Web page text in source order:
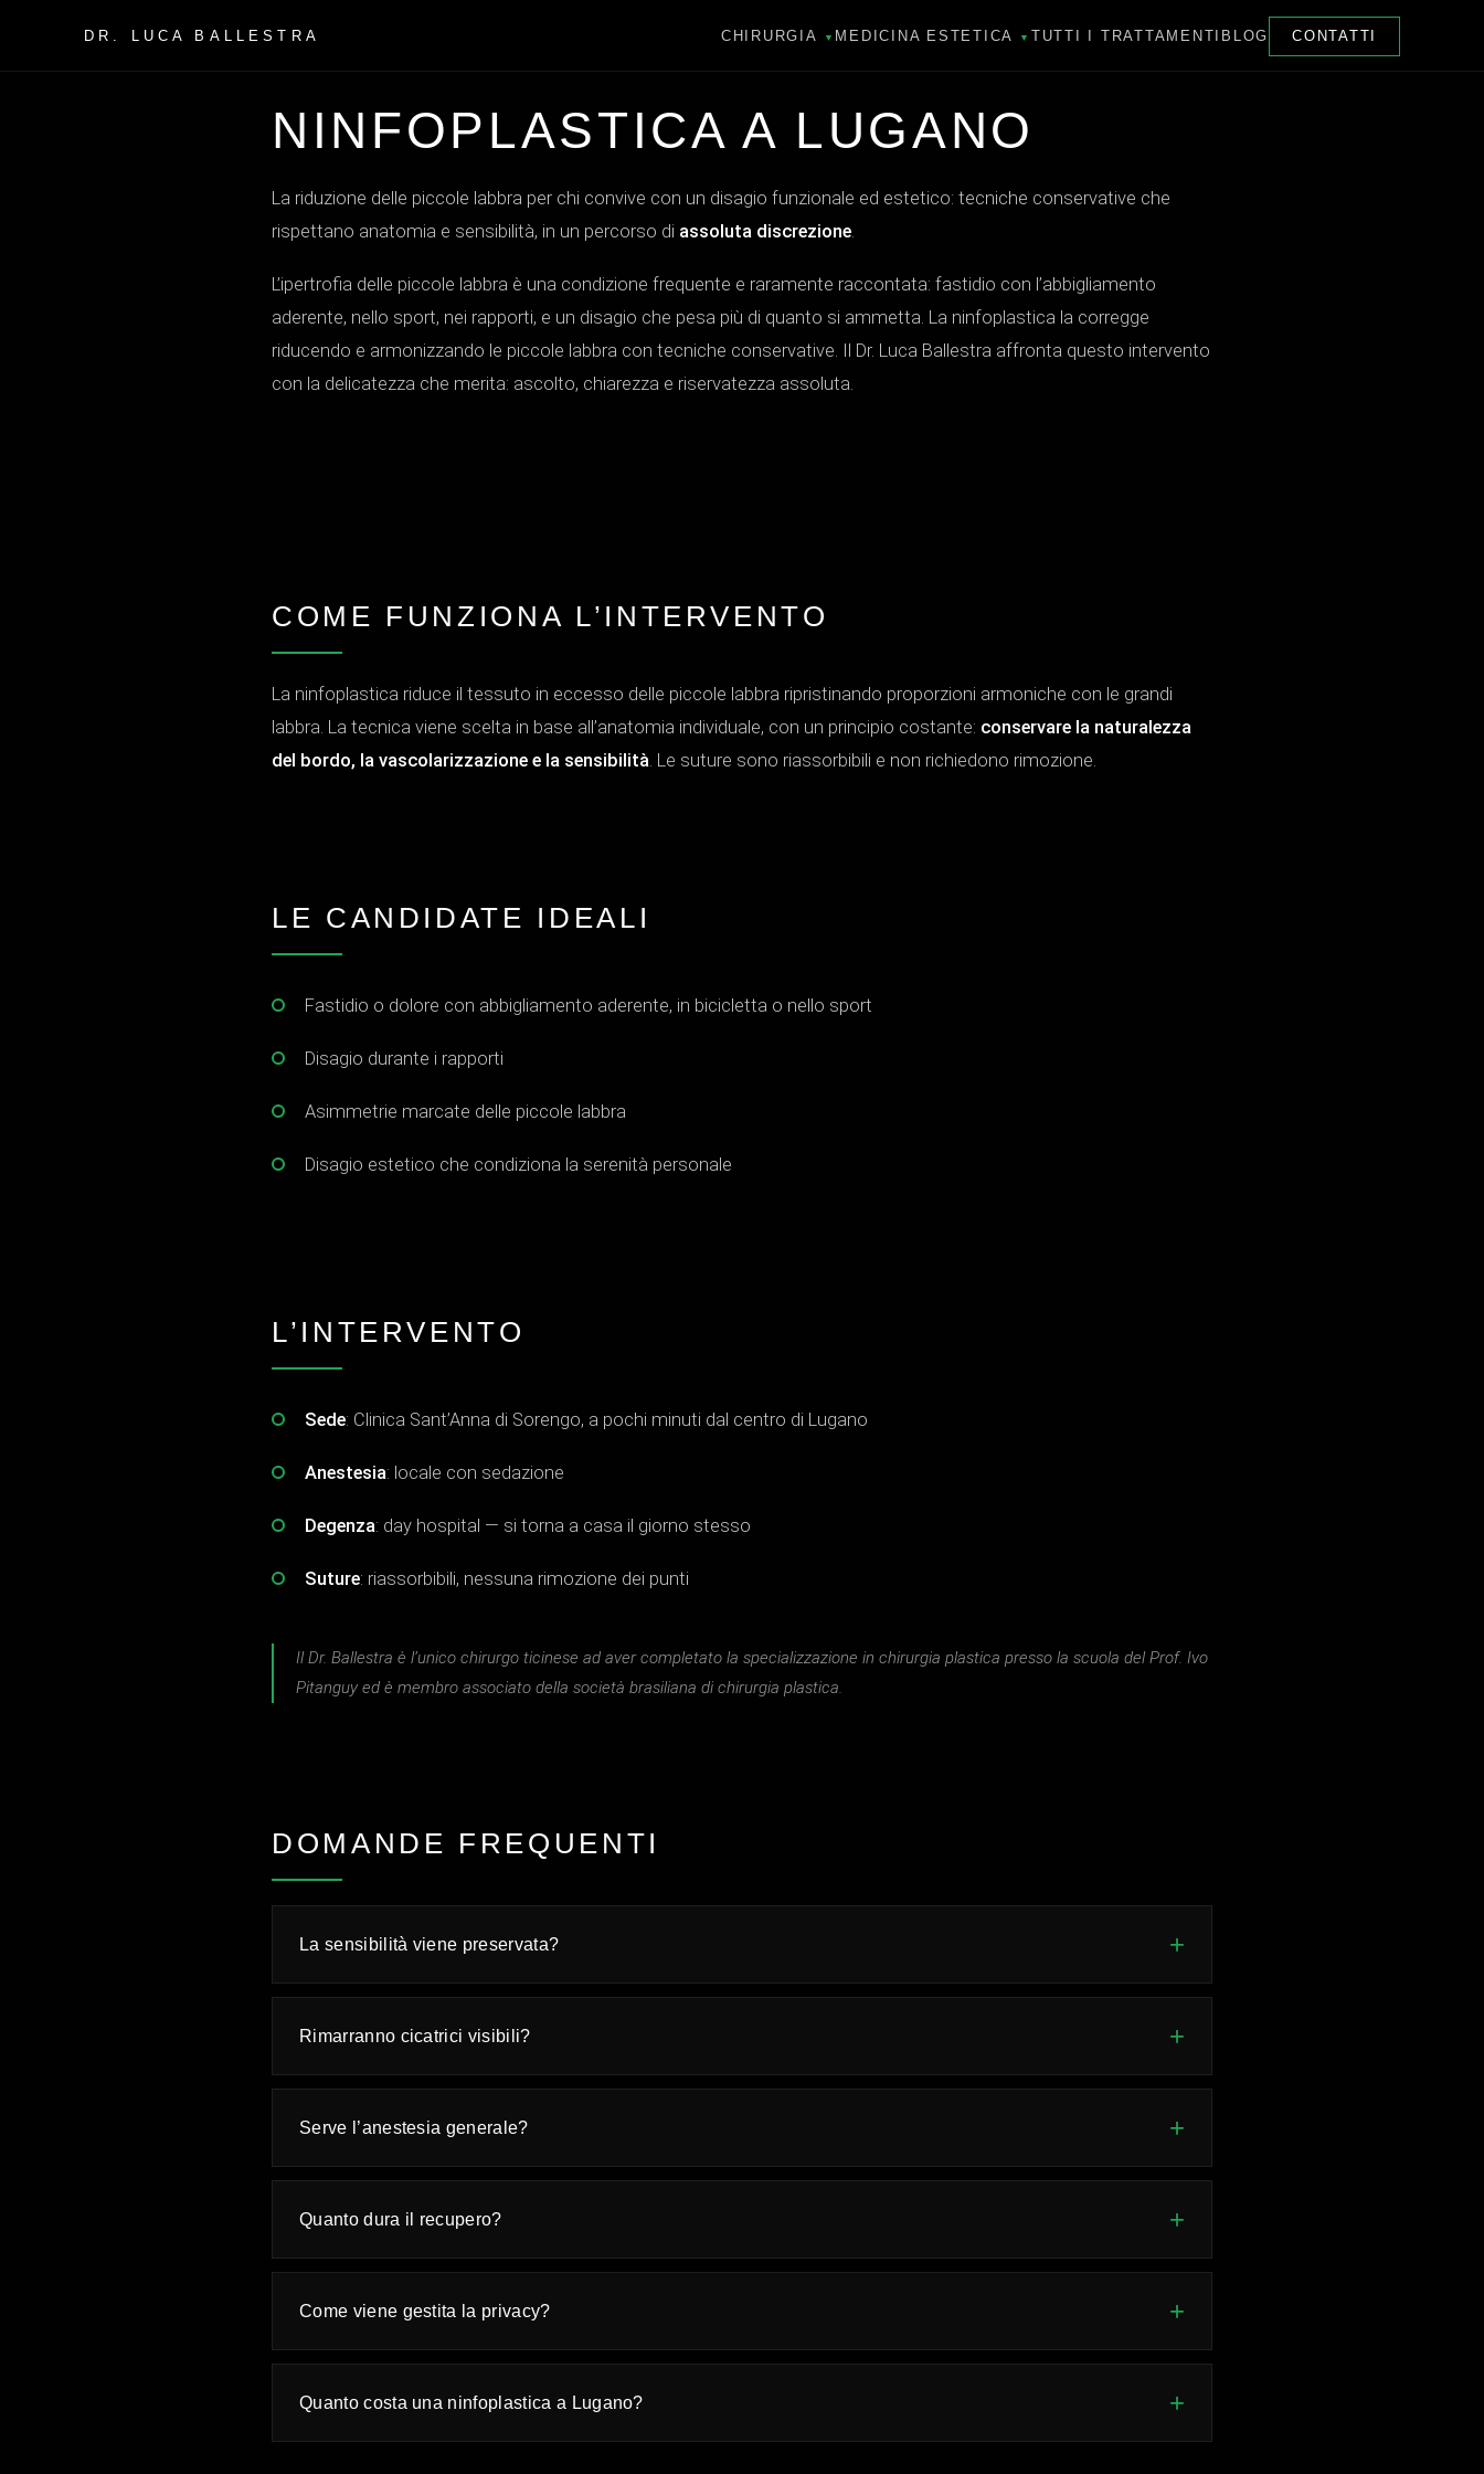
DR. LUCA BALLESTRA CHIRURGIA ▼ MEDICINA ESTETICA ▼ TUTTI I TRATTAMENTI BLOG CONTATTI
NINFOPLASTICA A LUGANO
La riduzione delle piccole labbra per chi convive con un disagio funzionale ed estetico: tecniche conservative che
rispettano anatomia e sensibilità, in un percorso di assoluta discrezione.
L’ipertrofia delle piccole labbra è una condizione frequente e raramente raccontata: fastidio con l’abbigliamento
aderente, nello sport, nei rapporti, e un disagio che pesa più di quanto si ammetta. La ninfoplastica la corregge
riducendo e armonizzando le piccole labbra con tecniche conservative. Il Dr. Luca Ballestra affronta questo intervento
con la delicatezza che merita: ascolto, chiarezza e riservatezza assoluta.
COME FUNZIONA L’INTERVENTO
La ninfoplastica riduce il tessuto in eccesso delle piccole labbra ripristinando proporzioni armoniche con le grandi
labbra. La tecnica viene scelta in base all’anatomia individuale, con un principio costante: conservare la naturalezza
del bordo, la vascolarizzazione e la sensibilità. Le suture sono riassorbibili e non richiedono rimozione.
LE CANDIDATE IDEALI
Fastidio o dolore con abbigliamento aderente, in bicicletta o nello sport
Disagio durante i rapporti
Asimmetrie marcate delle piccole labbra
Disagio estetico che condiziona la serenità personale
L’INTERVENTO
Sede: Clinica Sant’Anna di Sorengo, a pochi minuti dal centro di Lugano
Anestesia: locale con sedazione
Degenza: day hospital — si torna a casa il giorno stesso
Suture: riassorbibili, nessuna rimozione dei punti
Il Dr. Ballestra è l’unico chirurgo ticinese ad aver completato la specializzazione in chirurgia plastica presso la scuola del Prof. Ivo
Pitanguy ed è membro associato della società brasiliana di chirurgia plastica.
DOMANDE FREQUENTI
La sensibilità viene preservata?
Rimarranno cicatrici visibili?
Serve l’anestesia generale?
Quanto dura il recupero?
Come viene gestita la privacy?
Quanto costa una ninfoplastica a Lugano?